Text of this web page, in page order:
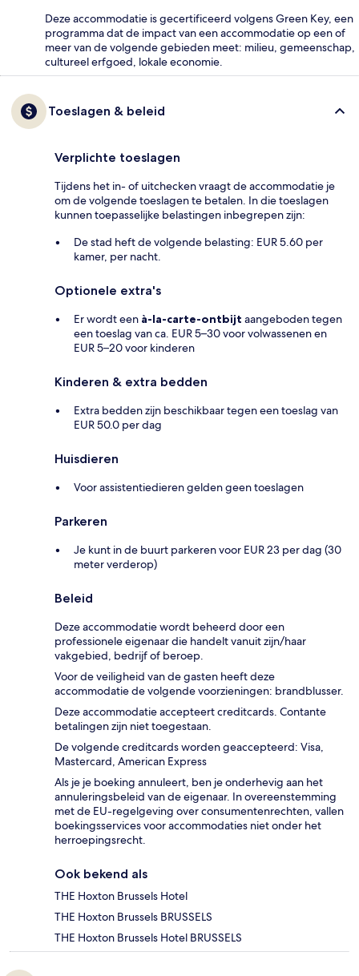
Deze accommodatie is gecertificeerd volgens Green Key, een
programma dat de impact van een accommodatie op een of
meer van de volgende gebieden meet: milieu, gemeenschap,
cultureel erfgoed, lokale economie.
Toeslagen & beleid
Verplichte toeslagen
Tijdens het in- of uitchecken vraagt de accommodatie je
om de volgende toeslagen te betalen. In die toeslagen
kunnen toepasselijke belastingen inbegrepen zijn:
De stad heft de volgende belasting: EUR 5.60 per
kamer, per nacht.
Optionele extra's
Er wordt een à-la-carte-ontbijt aangeboden tegen
een toeslag van ca. EUR 5–30 voor volwassenen en
EUR 5–20 voor kinderen
Kinderen & extra bedden
Extra bedden zijn beschikbaar tegen een toeslag van
EUR 50.0 per dag
Huisdieren
Voor assistentiedieren gelden geen toeslagen
Parkeren
Je kunt in de buurt parkeren voor EUR 23 per dag (30
meter verderop)
Beleid
Deze accommodatie wordt beheerd door een
professionele eigenaar die handelt vanuit zijn/haar
vakgebied, bedrijf of beroep.
Voor de veiligheid van de gasten heeft deze
accommodatie de volgende voorzieningen: brandblusser.
Deze accommodatie accepteert creditcards. Contante
betalingen zijn niet toegestaan.
De volgende creditcards worden geaccepteerd: Visa,
Mastercard, American Express
Als je je boeking annuleert, ben je onderhevig aan het
annuleringsbeleid van de eigenaar. In overeenstemming
met de EU-regelgeving over consumentenrechten, vallen
boekingsservices voor accommodaties niet onder het
herroepingsrecht.
Ook bekend als
THE Hoxton Brussels Hotel
THE Hoxton Brussels BRUSSELS
THE Hoxton Brussels Hotel BRUSSELS